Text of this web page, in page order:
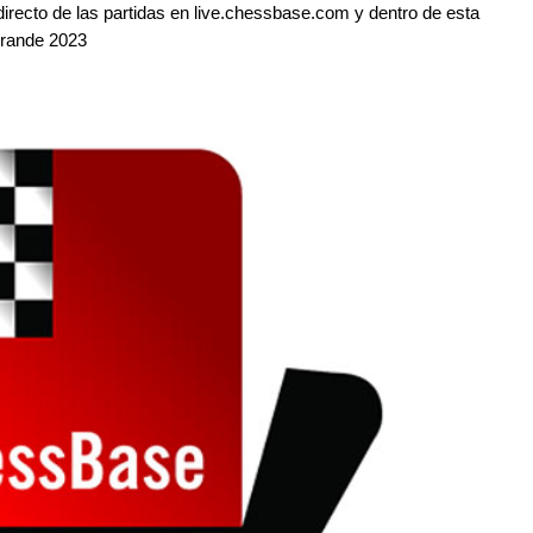
de las partidas en live.chessbase.com y dentro de esta
2023